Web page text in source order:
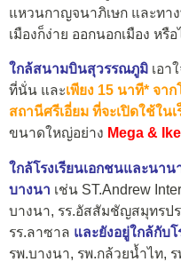
แหวนกาญจนาภิเษก และทา
เมืองก็ง่าย ออกนอกเมือง หรื
ใกล้สนามบินสุวรรณภูมิ เอา
ที่นั่น และเพียง 15 นาที* จา
สถานีศรีเอี่ยม ที่จะเปิดใช้ในเ
ขนาดใหญ่อย่าง Mega &
ใกล้โรงเรียนเอกชนและนา
บางนา เช่น ST.Andrew
บางนา, รร.อัสสัมชัญสมุทรป
รร.ลาซาล และยังอยู่ใกล้กับ
รพ.บางนา, รพ.กล้วยน้ำไท,